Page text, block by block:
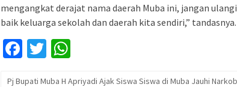
mengangkat derajat nama daerah Muba ini, jangan
baik keluarga sekolah dan daerah kita sendiri,” tandasnya.
Facebook
Twitter
Pj Bupati Muba H Apriyadi Ajak Siswa Siswa di Muba Jauhi